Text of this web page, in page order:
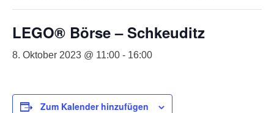
LEGO® Börse – Schkeuditz
8. Oktober 2023 @ 11:00 - 16:00
Zum Kalender hinzufügen